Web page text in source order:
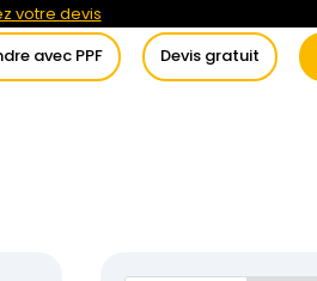
votre devis
avec PPF Devis gratuit
de l’eau Conseils